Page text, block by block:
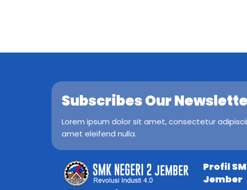
Subscribes Our
Lorem ipsum dolor sit amet, consectetur
amet eleifend nulla.
Profil
Jember